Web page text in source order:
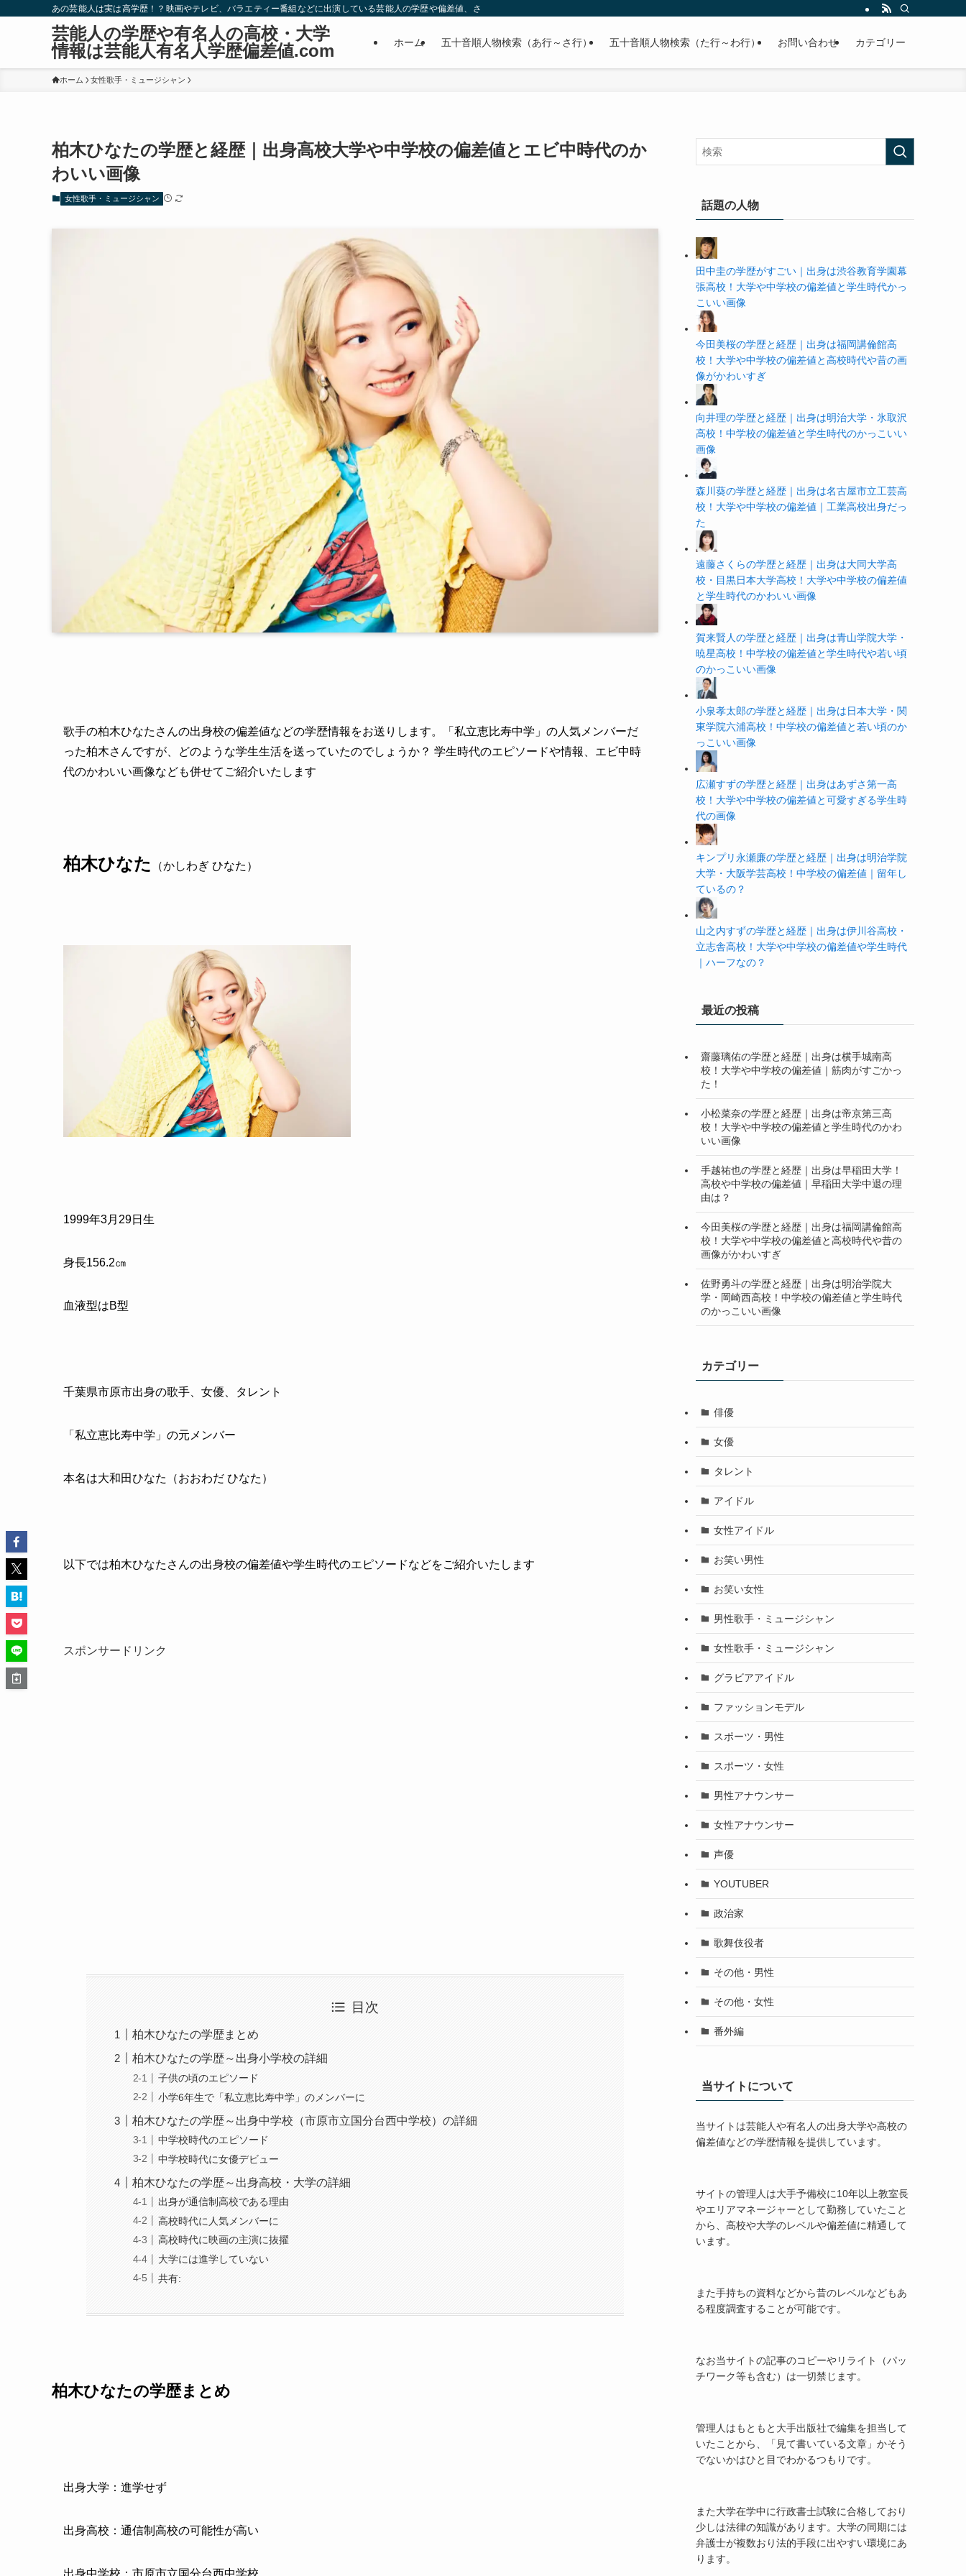
あの芸能人は実は高学歴！？映画やテレビ、バラエティー番組などに出演している芸能人の学歴や偏差値、さらに政治家やスポーツ選手などの有名人の学歴や高校・大学の偏差値まで紹介していきます。
芸能人の学歴や有名人の高校・大学
情報は芸能人有名人学歴偏差値.com
ホーム 五十音順人物検索（あ行～さ行） 五十音順人物検索（た行～わ行） お問い合わせ カテゴリー
ホーム 女性歌手・ミュージシャン
柏木ひなたの学歴と経歴｜出身高校大学や中学校の偏差値とエビ中時代のか
わいい画像
女性歌手・ミュージシャン
歌手の柏木ひなたさんの出身校の偏差値などの学歴情報をお送りします。「私立恵比寿中学」の人気メンバーだ
った柏木さんですが、どのような学生生活を送っていたのでしょうか？ 学生時代のエピソードや情報、エビ中時
代のかわいい画像なども併せてご紹介いたします
柏木ひなた （かしわぎ ひなた）
1999年3月29日生
身長156.2㎝
血液型はB型
千葉県市原市出身の歌手、女優、タレント
「私立恵比寿中学」の元メンバー
本名は大和田ひなた（おおわだ ひなた）
以下では柏木ひなたさんの出身校の偏差値や学生時代のエピソードなどをご紹介いたします
スポンサードリンク
目次
柏木ひなたの学歴まとめ
柏木ひなたの学歴～出身小学校の詳細
子供の頃のエピソード
小学6年生で「私立恵比寿中学」のメンバーに
柏木ひなたの学歴～出身中学校（市原市立国分台西中学校）の詳細
中学校時代のエピソード
中学校時代に女優デビュー
柏木ひなたの学歴～出身高校・大学の詳細
出身が通信制高校である理由
高校時代に人気メンバーに
高校時代に映画の主演に抜擢
大学には進学していない
共有:
柏木ひなたの学歴まとめ
出身大学：進学せず
出身高校：通信制高校の可能性が高い
出身中学校：市原市立国分台西中学校
話題の人物
田中圭の学歴がすごい｜出身は渋谷教育学園幕
張高校！大学や中学校の偏差値と学生時代かっ
こいい画像
今田美桜の学歴と経歴｜出身は福岡講倫館高
校！大学や中学校の偏差値と高校時代や昔の画
像がかわいすぎ
向井理の学歴と経歴｜出身は明治大学・氷取沢
高校！中学校の偏差値と学生時代のかっこいい
画像
森川葵の学歴と経歴｜出身は名古屋市立工芸高
校！大学や中学校の偏差値｜工業高校出身だっ
た
遠藤さくらの学歴と経歴｜出身は大同大学高
校・目黒日本大学高校！大学や中学校の偏差値
と学生時代のかわいい画像
賀来賢人の学歴と経歴｜出身は青山学院大学・
暁星高校！中学校の偏差値と学生時代や若い頃
のかっこいい画像
小泉孝太郎の学歴と経歴｜出身は日本大学・関
東学院六浦高校！中学校の偏差値と若い頃のか
っこいい画像
広瀬すずの学歴と経歴｜出身はあずさ第一高
校！大学や中学校の偏差値と可愛すぎる学生時
代の画像
キンプリ永瀬廉の学歴と経歴｜出身は明治学院
大学・大阪学芸高校！中学校の偏差値｜留年し
ているの？
山之内すずの学歴と経歴｜出身は伊川谷高校・
立志舎高校！大学や中学校の偏差値や学生時代
｜ハーフなの？
最近の投稿
齋藤璃佑の学歴と経歴｜出身は横手城南高
校！大学や中学校の偏差値｜筋肉がすごかっ
た！
小松菜奈の学歴と経歴｜出身は帝京第三高
校！大学や中学校の偏差値と学生時代のかわ
いい画像
手越祐也の学歴と経歴｜出身は早稲田大学！
高校や中学校の偏差値｜早稲田大学中退の理
由は？
今田美桜の学歴と経歴｜出身は福岡講倫館高
校！大学や中学校の偏差値と高校時代や昔の
画像がかわいすぎ
佐野勇斗の学歴と経歴｜出身は明治学院大
学・岡崎西高校！中学校の偏差値と学生時代
のかっこいい画像
カテゴリー
俳優
女優
タレント
アイドル
女性アイドル
お笑い男性
お笑い女性
男性歌手・ミュージシャン
女性歌手・ミュージシャン
グラビアアイドル
ファッションモデル
スポーツ・男性
スポーツ・女性
男性アナウンサー
女性アナウンサー
声優
YOUTUBER
政治家
歌舞伎役者
その他・男性
その他・女性
番外編
当サイトについて
当サイトは芸能人や有名人の出身大学や高校の
偏差値などの学歴情報を提供しています。
サイトの管理人は大手予備校に10年以上教室長
やエリアマネージャーとして勤務していたこと
から、高校や大学のレベルや偏差値に精通して
います。
また手持ちの資料などから昔のレベルなどもあ
る程度調査することが可能です。
なお当サイトの記事のコピーやリライト（パッ
チワーク等も含む）は一切禁じます。
管理人はもともと大手出版社で編集を担当して
いたことから、「見て書いている文章」かそう
でないかはひと目でわかるつもりです。
また大学在学中に行政書士試験に合格しており
少しは法律の知識があります。大学の同期には
弁護士が複数おり法的手段に出やすい環境にあ
ります。